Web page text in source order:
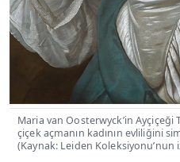
Maria van Oosterwyck’in
çiçek açmanın kadının evliliğini
(Kaynak: Leiden Koleksiyonu’nun